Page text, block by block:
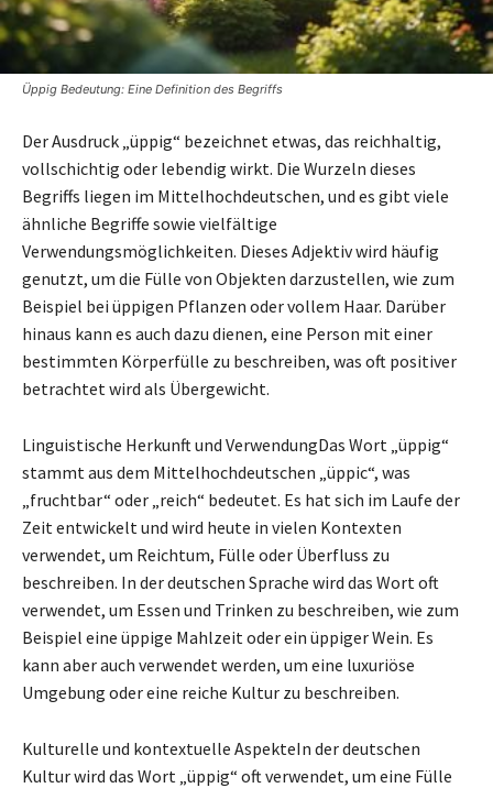
Üppig Bedeutung: Eine Definition des Begriffs
Der Ausdruck „üppig“ bezeichnet etwas, das reichhaltig,
vollschichtig oder lebendig wirkt. Die Wurzeln dieses
Begriffs liegen im Mittelhochdeutschen, und es gibt viele
ähnliche Begriffe sowie vielfältige
Verwendungsmöglichkeiten. Dieses Adjektiv wird häufig
genutzt, um die Fülle von Objekten darzustellen, wie zum
Beispiel bei üppigen Pflanzen oder vollem Haar. Darüber
hinaus kann es auch dazu dienen, eine Person mit einer
bestimmten Körperfülle zu beschreiben, was oft positiver
betrachtet wird als Übergewicht.
Linguistische Herkunft und VerwendungDas Wort „üppig“
stammt aus dem Mittelhochdeutschen „üppic“, was
„fruchtbar“ oder „reich“ bedeutet. Es hat sich im Laufe der
Zeit entwickelt und wird heute in vielen Kontexten
verwendet, um Reichtum, Fülle oder Überfluss zu
beschreiben. In der deutschen Sprache wird das Wort oft
verwendet, um Essen und Trinken zu beschreiben, wie zum
Beispiel eine üppige Mahlzeit oder ein üppiger Wein. Es
kann aber auch verwendet werden, um eine luxuriöse
Umgebung oder eine reiche Kultur zu beschreiben.
Kulturelle und kontextuelle AspekteIn der deutschen
Kultur wird das Wort „üppig“ oft verwendet, um eine Fülle